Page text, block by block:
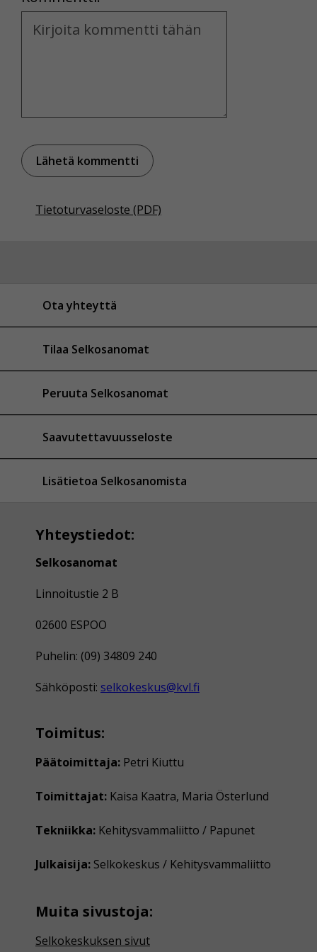
Kommentti
Tietoturvaseloste (PDF)
Ota yhteyttä
Tilaa Selkosanomat
Peruuta Selkosanomat
Saavutettavuusseloste
Lisätietoa Selkosanomista
Yhteystiedot:
Selkosanomat
Linnoitustie 2 B
02600 ESPOO
Puhelin: (09) 34809 240
Sähköposti: selkokeskus@kvl.fi
Toimitus:
Päätoimittaja: Petri Kiuttu
Toimittajat: Kaisa Kaatra, Maria Österlund
Tekniikka: Kehitysvammaliitto / Papunet
Julkaisija: Selkokeskus / Kehitysvammaliitto
Muita sivustoja:
Selkokeskuksen sivut
Voit valita, hyväksytkö näiden evästeiden käytön.